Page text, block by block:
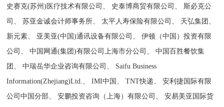
史赛克(苏州)医疗技术有限公司、 史泰博商贸有限公司、 斯必克公
司、 苏亚金诚会计师事务所、 太平人寿保险有限公司、 天弘集团、
新元素、 亚美亚(中国)通讯设备有限公司、 伊顿（中国）投资有限
公司、 中国网通(集团)有限公司上海市分公司、 中国百胜餐饮集
团、 中瑞岳华企业咨询有限公司、 Saifu Business
Information(Zhejiang)Ltd.、 IMI中国、 TNT快递、 安利捷国际有限
公司中国分部、 安鹏投资咨询（上海）有限公司、 安易美亚国际货